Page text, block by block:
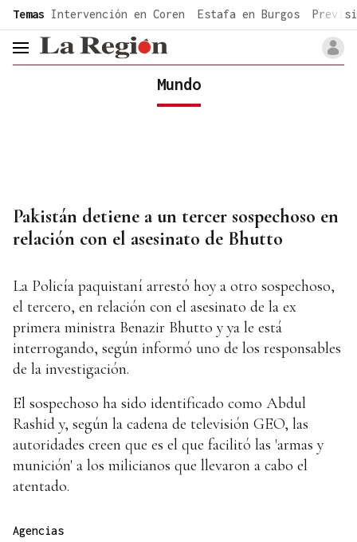
common.go-to-content
Temas Intervención en Coren Estafa en Burgos
header.menu.open
Mundo
Pakistán detiene a un tercer sospechoso en
relación con el asesinato de Bhutto
La Policía paquistaní arrestó hoy a otro sospechoso,
el tercero, en relación con el asesinato de la ex
primera ministra Benazir Bhutto y ya le está
interrogando, según informó uno de los responsables
de la investigación.
El sospechoso ha sido identificado como Abdul
Rashid y, según la cadena de televisión GEO, las
autoridades creen que es el que facilitó las 'armas y
munición' a los milicianos que llevaron a cabo el
atentado.
Agencias